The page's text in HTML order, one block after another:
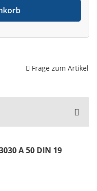
Frage zum Artikel
A 50 DIN 19